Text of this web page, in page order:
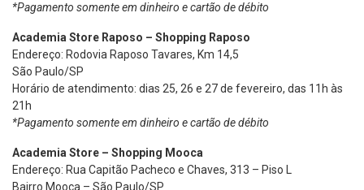
*Pagamento somente em dinheiro e cartão de débito
Academia Store Raposo – Shopping Raposo
Endereço: Rodovia Raposo Tavares, Km 14,5
São Paulo/SP
Horário de atendimento: dias 25, 26 e 27 de fevereiro, das 11h às
21h
*Pagamento somente em dinheiro e cartão de débito
Academia Store – Shopping Mooca
Endereço: Rua Capitão Pacheco e Chaves, 313 – Piso L
Bairro Mooca – São Paulo/SP